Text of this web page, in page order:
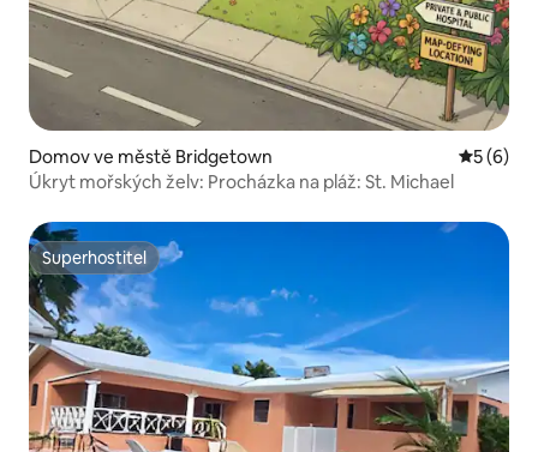
Domov ve městě Bridgetown
5 (6)
Úkryt mořských želv: Procházka na pláž: St. Michael
Superhostitel
Superhostitel